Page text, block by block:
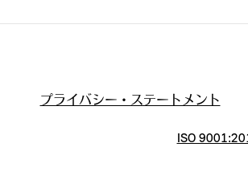
プライバシー・ステートメント
ISO